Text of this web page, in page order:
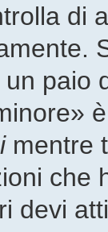
di
paio
mentre
che
devi